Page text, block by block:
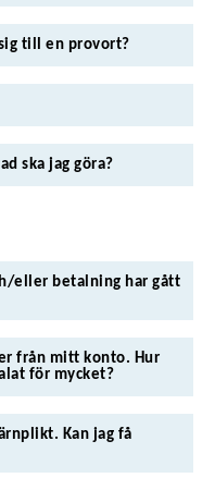
till en provort?
ska jag göra?
eller betalning har gått
från mitt konto. Hur
för mycket?
Kan jag få